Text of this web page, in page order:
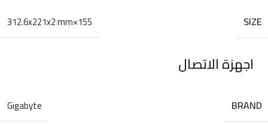
SIZE
155×312.6x221x2 mm
اجهزة الاتصال
BRAND
Gigabyte